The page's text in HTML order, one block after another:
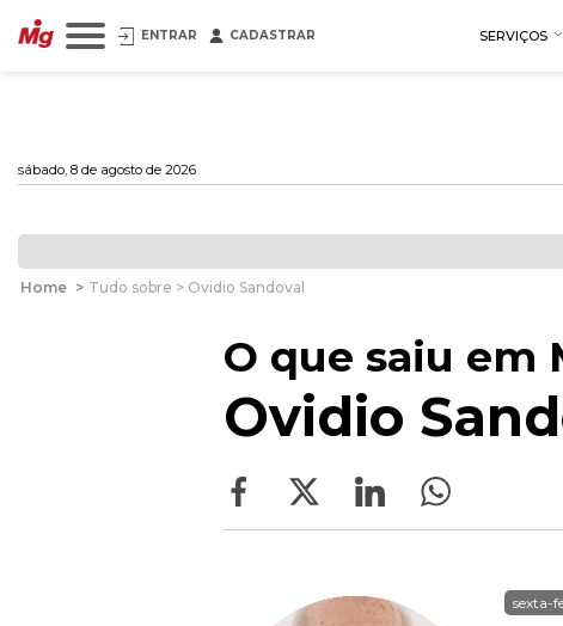
ENTRAR CADASTRAR SERVIÇOS
sábado, 8 de agosto de 2026
Home > Tudo sobre > Ovidio Sandoval
O que saiu em
Ovidio
sexta-